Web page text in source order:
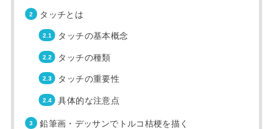
タッチとは
タッチの基本概念
タッチの種類
タッチの重要性
具体的な注意点
鉛筆画・デッサンでトルコ桔梗を描く